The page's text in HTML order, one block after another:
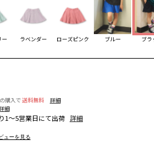
ー
ラベンダー ローズピンク ブルー ブラ
購入で 送料無料
詳細
細
1～5営業日にて出荷 詳細
ューを見る